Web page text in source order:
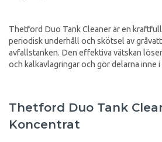
Thetford Duo Tank Cleaner är en
periodisk underhåll och skötsel av
avfallstanken. Den effektiva vätskan
och kalkavlagringar och gör delarna inne i
Thetford Duo Tank
Koncentrat